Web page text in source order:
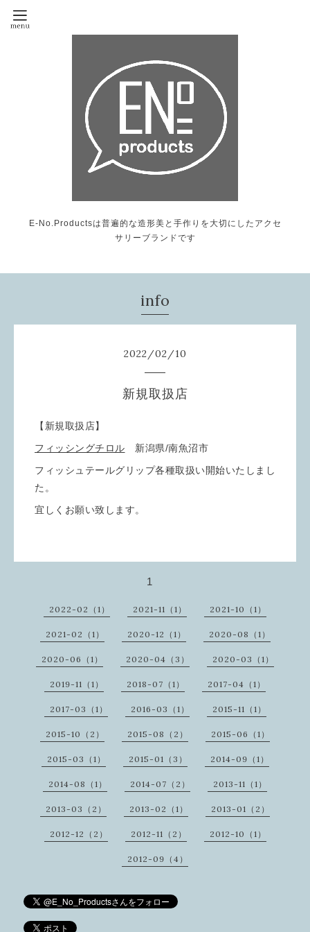
E-No.Productsは普遍的な造形美と手作りを大切にしたアクセ
サリーブランドです
info
2022/02/10
新規取扱店
【新規取扱店】
フィッシングチロル 新潟県/南魚沼市
フィッシュテールグリップ各種取扱い開始いたしまし
た。
宜しくお願い致します。
1
2022-02（1） 2021-11（1） 2021-10（1）
2021-02（1） 2020-12（1） 2020-08（1）
2020-06（1） 2020-04（3） 2020-03（1）
2019-11（1） 2018-07（1） 2017-04（1）
2017-03（1） 2016-03（1） 2015-11（1）
2015-10（2） 2015-08（2） 2015-06（1）
2015-03（1） 2015-01（3） 2014-09（1）
2014-08（1） 2014-07（2） 2013-11（1）
2013-03（2） 2013-02（1） 2013-01（2）
2012-12（2） 2012-11（2） 2012-10（1）
2012-09（4）